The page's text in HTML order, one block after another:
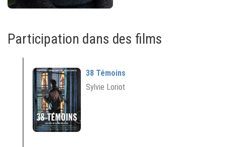
Participation dans des films
38 Témoins
Sylvie Loriot